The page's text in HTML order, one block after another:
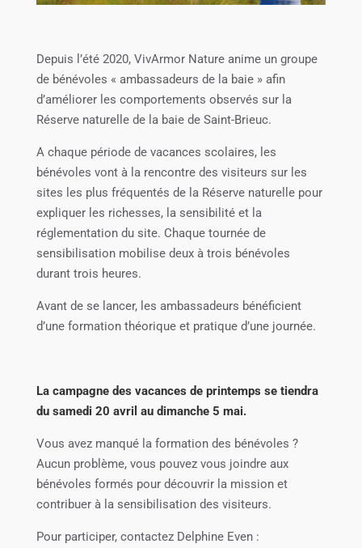
Depuis l’été 2020, VivArmor Nature anime un groupe
de bénévoles « ambassadeurs de la baie » afin
d’améliorer les comportements observés sur la
Réserve naturelle de la baie de Saint-Brieuc.
A chaque période de vacances scolaires, les
bénévoles vont à la rencontre des visiteurs sur les
sites les plus fréquentés de la Réserve naturelle pour
expliquer les richesses, la sensibilité et la
réglementation du site. Chaque tournée de
sensibilisation mobilise deux à trois bénévoles
durant trois heures.
Avant de se lancer, les ambassadeurs bénéficient
d’une formation théorique et pratique d’une journée.
La campagne des vacances de printemps se tiendra
du samedi 20 avril au dimanche 5 mai.
Vous avez manqué la formation des bénévoles ?
Aucun problème, vous pouvez vous joindre aux
bénévoles formés pour découvrir la mission et
contribuer à la sensibilisation des visiteurs.
Pour participer, contactez Delphine Even :